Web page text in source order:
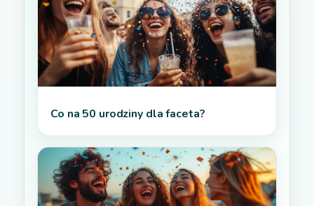
Co na 50 urodziny dla faceta?